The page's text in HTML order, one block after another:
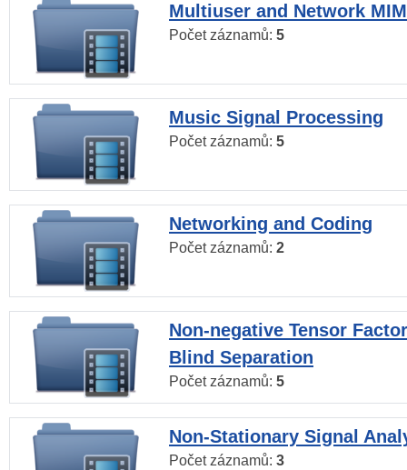
Multiuser and Network
Počet záznamů: 5
Music Signal Processing
Počet záznamů: 5
Networking and Coding
Počet záznamů: 2
Non-negative Tensor
Blind Separation
Počet záznamů: 5
Non-Stationary Signal
Počet záznamů: 3